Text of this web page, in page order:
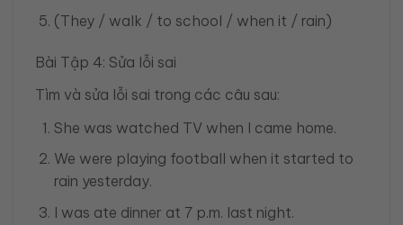
(They / walk / to school / when it / rain)
Bài Tập 4: Sửa lỗi sai
Tìm và sửa lỗi sai trong các câu sau:
She was watched TV when I came home.
We were playing football when it started to
rain yesterday.
I was ate dinner at 7 p.m. last night.